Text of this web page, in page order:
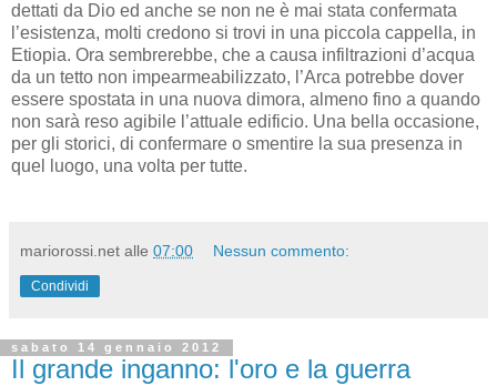
dettati da Dio ed anche se non ne è mai stata confermata
l’esistenza, molti credono si trovi in una piccola cappella, in
Etiopia. Ora sembrerebbe, che a causa infiltrazioni d’acqua
da un tetto non impearmeabilizzato, l’Arca potrebbe dover
essere spostata in una nuova dimora, almeno fino a quando
non sarà reso agibile l’attuale edificio. Una bella occasione,
per gli storici, di confermare o smentire la sua presenza in
quel luogo, una volta per tutte.
mariorossi.net alle 07:00 Nessun commento:
Condividi
sabato 14 gennaio 2012
Il grande inganno: l'oro e la guerra